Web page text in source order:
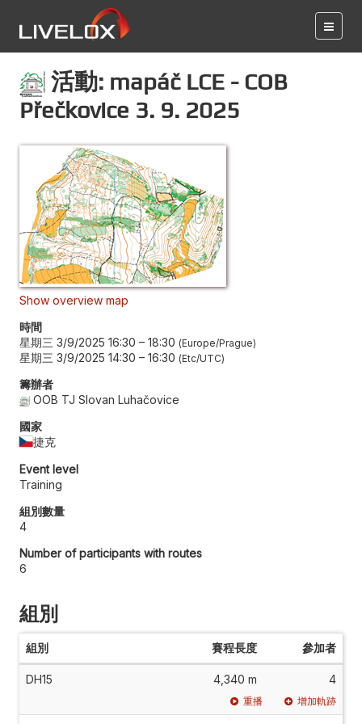
活動: mapáč LCE - COB
Přečkovice 3. 9. 2025
Show overview map
時間
星期三 3/9/2025 16:30 – 18:30 Europe/Prague
星期三 3/9/2025 14:30 – 16:30 Etc/UTC
籌辦者
OOB TJ Slovan Luhačovice
國家
捷克
Event level
Training
組別數量
4
Number of participants with routes
6
組別
組別 賽程長度 參加者
DH15 4,340 m 4
重播 增加軌跡